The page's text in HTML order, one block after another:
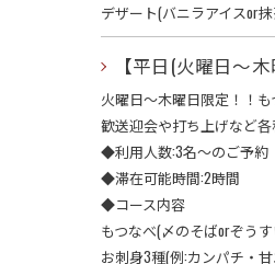
デザート(バニラアイスor
【平日(火曜日〜
火曜日〜木曜日限定！！
歓送迎会や打ち上げなど
◆利用人数:3名〜のご予約
◆滞在可能時間:2時間
◆コース内容
もつなべ(〆のそばorぞう
お刺身3種(例:カンパチ・